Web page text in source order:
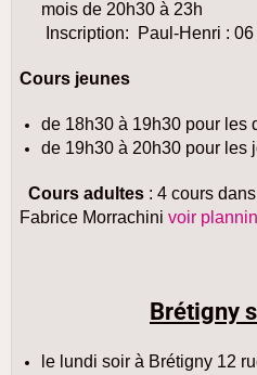
mois de 20h30 à 23h
Inscription:
Paul-Henri :
Cours jeunes
de 18h30 à 19h30 pour les
de 19h30 à 20h30 pour les
Cours adultes : 4 cours
Fabrice Morrachini voir
Brétigny
le lundi soir à Brétigny 12